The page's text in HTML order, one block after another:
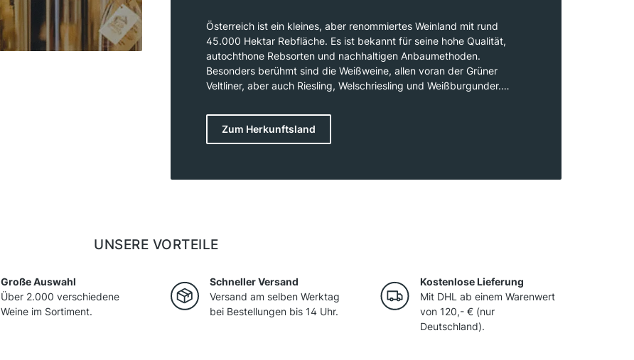
Österreich ist ein kleines, aber renommiertes Weinland mit rund
45.000 Hektar Rebfläche. Es ist bekannt für seine hohe Qualität,
autochthone Rebsorten und nachhaltigen Anbaumethoden.
Besonders berühmt sind die Weißweine, allen voran der Grüner
Veltliner, aber auch Riesling, Welschriesling und Weißburgunder.
zunehmend an Bedeutung. Die wichtigsten Weinregionen sind
Niederösterreich, Burgenland und die Steiermark. Dank vielfältiger
Böden und Klimazonen entstehen charaktervolle Weine mit
Zum Herkunftsland
UNSERE VORTEILE
Große Auswahl
Über 2.000 verschiedene
Weine im Sortiment.
Schneller Versand
Versand am selben Werktag
bei Bestellungen bis 14 Uhr.
Kostenlose Lieferung
Mit DHL ab einem Warenwert
von 120,- € (nur
Deutschland).